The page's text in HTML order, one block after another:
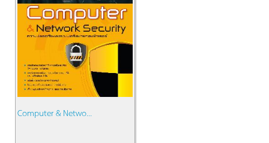
Computer & Netwo...